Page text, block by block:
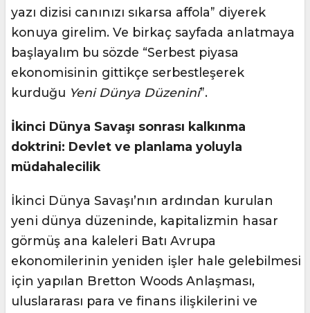
yazı dizisi canınızı sıkarsa affola” diyerek
konuya girelim. Ve birkaç sayfada anlatmaya
başlayalım bu sözde “Serbest piyasa
ekonomisinin gittikçe serbestleşerek
kurduğu Yeni Dünya Düzenini”.
İkinci Dünya Savaşı sonrası kalkınma
doktrini: Devlet ve planlama yoluyla
müdahalecilik
İkinci Dünya Savaşı’nın ardından kurulan
yeni dünya düzeninde, kapitalizmin hasar
görmüş ana kaleleri Batı Avrupa
ekonomilerinin yeniden işler hale gelebilmesi
için yapılan Bretton Woods Anlaşması,
uluslararası para ve finans ilişkilerini ve